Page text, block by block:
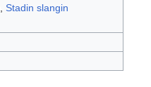
Stadin slangin